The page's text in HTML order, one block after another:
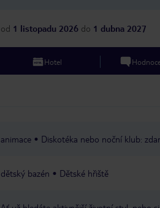
od 1 listopadu 2026 do 1 dubna 2027
Hotel
animace Diskotéka nebo noční klub:
dětský bazén Dětské hřiště